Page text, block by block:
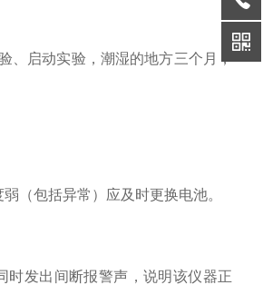
、启动实验，潮湿的地方三个月，
（包括异常）应及时更换电池。
发出间断报警声，说明该仪器正